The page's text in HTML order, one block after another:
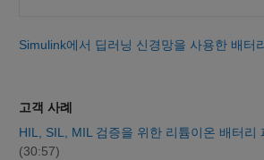
Simulink에서 딥러닝 신경망을 사용한 배터
고객 사례
HIL, SIL, MIL 검증을 위한 리튬이온 배터리
(30:57)